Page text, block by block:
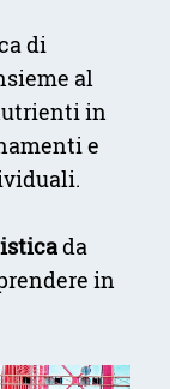
di
al
in
e
da
in